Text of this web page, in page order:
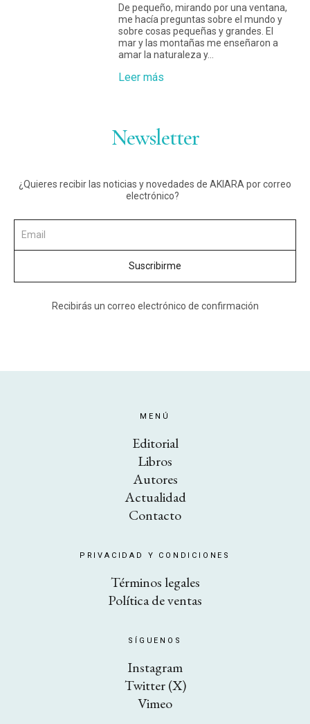
De pequeño, mirando por una ventana,
me hacía preguntas sobre el mundo y
sobre cosas pequeñas y grandes. El
mar y las montañas me enseñaron a
amar la naturaleza y…
Leer más
Newsletter
¿Quieres recibir las noticias y novedades de AKIARA por correo
electrónico?
Recibirás un correo electrónico de confirmación
MENÚ
Editorial
Libros
Autores
Actualidad
Contacto
PRIVACIDAD Y CONDICIONES
Términos legales
Política de ventas
SÍGUENOS
Instagram
Twitter (X)
Vimeo